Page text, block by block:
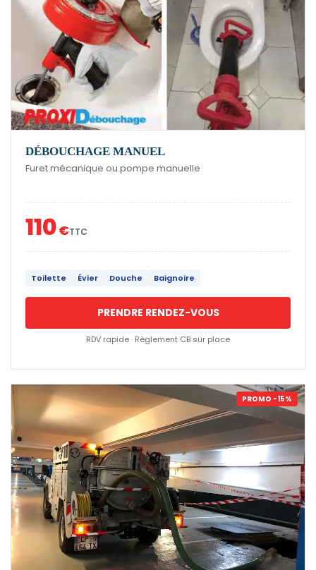
DÉBOUCHAGE MANUEL
Furet mécanique ou pompe manuelle
110€TTC
Toilette Évier Douche Baignoire
PRENDRE RENDEZ-VOUS
RDV rapide · Règlement CB sur place
PROMO -15%